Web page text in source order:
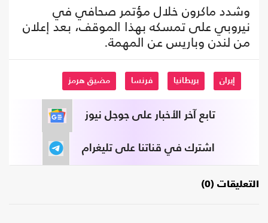
وشدد ماكرون خلال مؤتمر صحافي في
نيروبي على تمسكه بهذا الموقف، بعد إعلان
من لندن وباريس عن المهمة.
إيران بريطانيا فرنسا مضيق هرمز
تابع آخر الأخبار على جوجل نيوز
اشترك في قناتنا على تليغرام
التعليقات (0)